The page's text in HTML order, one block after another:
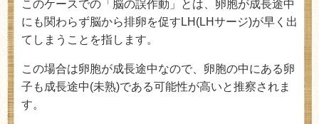
このケースでの「脳の誤作動」とは、卵胞が成長途中
にも関わらず脳から排卵を促す LH(LHサージ)が早く出
てしまうことを指します。
この場合は卵胞が成長途中なので、卵胞の中にある卵
子も成長途中(未熟)である可能性が高いと推察されま
す。